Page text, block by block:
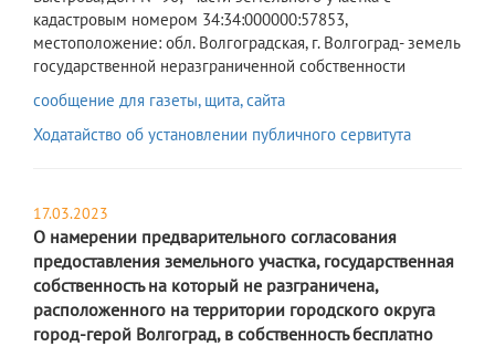
кадастровым номером 34:34:000000:57853,
местоположение: обл. Волгоградская, г. Волгоград- земель
государственной неразграниченной собственности
сообщение для газеты, щита, сайта
Ходатайство об установлении публичного сервитута
17.03.2023
О намерении предварительного согласования
предоставления земельного участка, государственная
собственность на который не разграничена,
расположенного на территории городского округа
город-герой Волгоград, в собственность бесплатно